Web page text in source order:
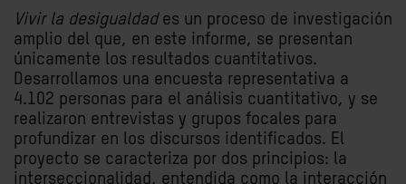
Vivir la desigualdades un proceso de investigación
amplio del que, en este informe, se presentan
únicamente los resultados cuantitativos.
Desarrollamos una encuesta representativa a
4.102 personas para el análisis cuantitativo, y se
realizaron entrevistas y grupos focales para
profundizar en los discursos identificados. El
proyecto se caracteriza por dos principios: la
interseccionalidad, entendida como la interacción